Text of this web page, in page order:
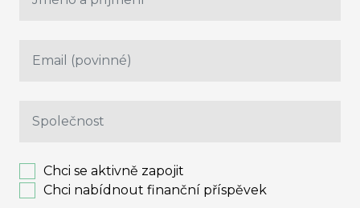
Chci se aktivně zapojit
Chci nabídnout finanční příspěvek